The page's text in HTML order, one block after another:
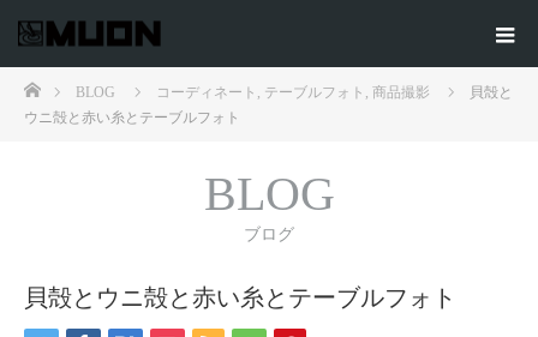
ホームBLOG コーディネート , テーブルフォト , 商品撮影
貝殻と
ウニ殻と赤い糸とテーブルフォト
BLOG
ブログ
貝殻とウニ殻と赤い糸とテーブルフォト